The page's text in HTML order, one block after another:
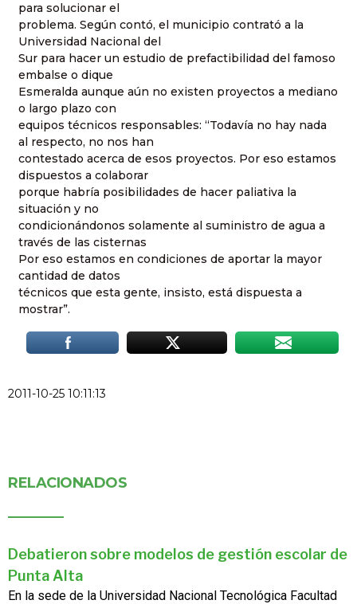
para solucionar el
problema. Según contó, el municipio contrató a la
Universidad Nacional del
Sur para hacer un estudio de prefactibilidad del famoso
embalse o dique
Esmeralda aunque aún no existen proyectos a mediano
o largo plazo con
equipos técnicos responsables: “Todavía no hay nada
al respecto, no nos han
contestado acerca de esos proyectos. Por eso estamos
dispuestos a colaborar
porque habría posibilidades de hacer paliativa la
situación y no
condicionándonos solamente al suministro de agua a
través de las cisternas
Por eso estamos en condiciones de aportar la mayor
cantidad de datos
técnicos que esta gente, insisto, está dispuesta a
mostrar”.
2011-10-25 10:11:13
RELACIONADOS
Debatieron sobre modelos de gestión escolar de
Punta Alta
En la sede de la Universidad Nacional Tecnológica Facultad